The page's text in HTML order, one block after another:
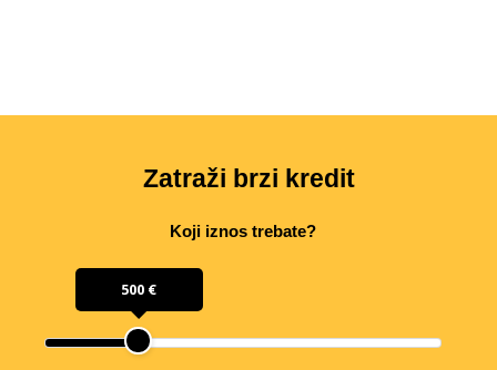
Zatraži brzi kredit
Koji iznos trebate?
500 €